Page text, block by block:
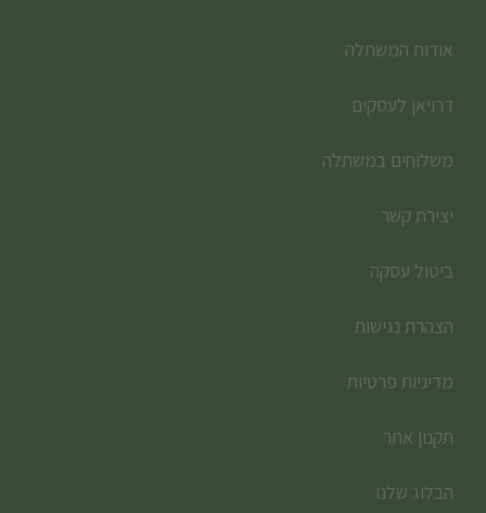
אודות המשתלה
דרויאן לעסקים
משלוחים במשתלה
יצירת קשר
ביטול עסקה
הצהרת נגישות
מדיניות פרטיות
תקנון אתר
הבלוג שלנו